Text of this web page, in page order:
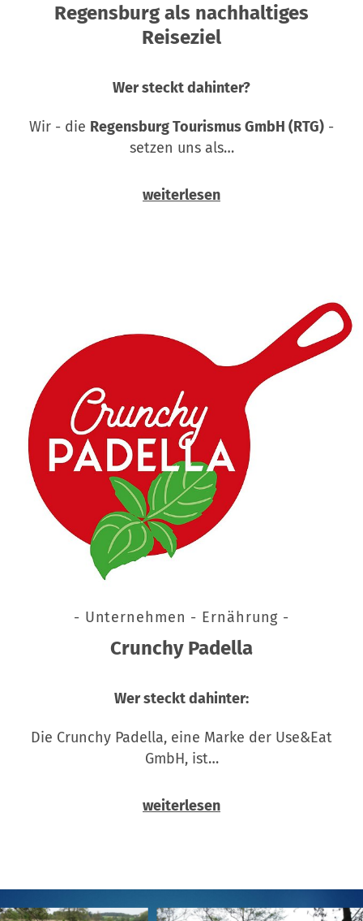
Regensburg als nachhaltiges
Reiseziel
Wer steckt dahinter?
Wir - die Regensburg Tourismus GmbH (RTG) -
setzen uns als…
weiterlesen
- Unternehmen - Ernährung -
Crunchy Padella
Wer steckt dahinter:
Die Crunchy Padella, eine Marke der Use&Eat
GmbH, ist…
weiterlesen